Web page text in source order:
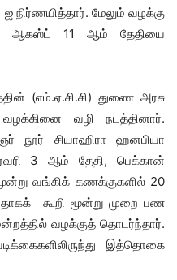
நிர்ணயித்தார். மேலும் வழக்கு
ஆகஸ்ட் 11 ஆம் தேதியை
(எம்.ஏ.சி.சி) துணை அரசு
வழி நடத்தினார்.
நூர் சியாஹிரா ஹனபியா
3 ஆம் தேதி, பெக்கான்
வங்கிக் கணக்குகளில் 20
கூறி மூன்று முறை பண
வழக்குத் தொடர்ந்தார்.
இத்தொகை